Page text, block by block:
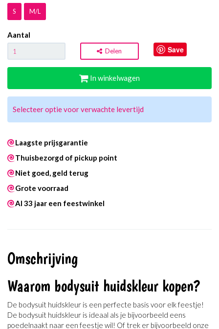
S M/L
Aantal
Delen Save
In winkelwagen
Selecteer optie voor verwachte levertijd
Laagste prijsgarantie
Thuisbezorgd of pickup point
Niet goed, geld terug
Grote voorraad
Al 33 jaar een feestwinkel
Omschrijving
Waarom bodysuit huidskleur kopen?
De bodysuit huidskleur is een perfecte basis voor elk feestje!
De bodysuit huidskleur is ideaal als je bijvoorbeeld eens
poedelnaakt naar een feestje wil! Of trek er bijvoorbeeld onze